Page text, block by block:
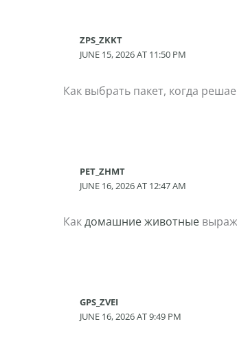
ZPS_ZKKT
JUNE 15, 2026 AT 11:50 PM
Как выбрать пакет, когда
PET_ZHMT
JUNE 16, 2026 AT 12:47 AM
Какдомашние животные
GPS_ZVEI
JUNE 16, 2026 AT 9:49 PM